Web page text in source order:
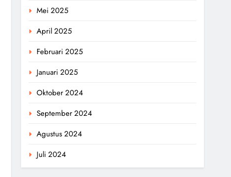
Mei 2025
April 2025
Februari 2025
Januari 2025
Oktober 2024
September 2024
Agustus 2024
Juli 2024